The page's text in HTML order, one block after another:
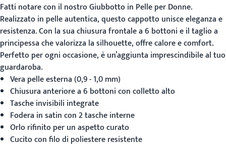
Fatti notare con il nostroGiubbotto in Pelle per Donne.
Realizzato in pelle autentica, questo cappotto unisce eleganza e
resistenza. Con la sua chiusura frontale a 6 bottoni e il taglio a
principessa che valorizza la silhouette, offre calore e comfort.
Perfetto per ogni occasione, è un’aggiunta imprescindibile al tuo
guardaroba.
Vera pelle esterna (0,9 - 1,0 mm)
Chiusura anteriore a 6 bottoni con colletto alto
Tasche invisibili integrate
Fodera in satin con 2 tasche interne
Orlo rifinito per un aspetto curato
Cucito con filo di poliestere resistente